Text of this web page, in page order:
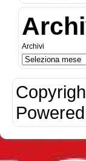
Archivi